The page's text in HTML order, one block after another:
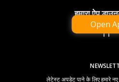
हमारा ऐप
लेटेस्ट अपडेट पाने के लिए हमारे
Open